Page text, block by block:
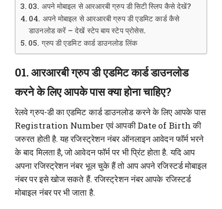
03. अपने मोबाइल से आरआरबी ग्रुप डी सिटी स्लिप कैसे देखें?
04. अपने मोबाइल से आरआरबी ग्रुप डी एडमिट कार्ड कैसे
डाउनलोड करें – देखें स्टेप बाय स्टेप प्रोसेस.
05. ग्रुप डी एडमिट कार्ड डाउनलोड लिंक
01. आरआरबी ग्रुप डी एडमिट कार्ड डाउनलोड
करने के लिए आपके पास क्या होना चाहिए?
रेलवे ग्रुप-डी का एडमिट कार्ड डाउनलोड करने के लिए आपके पास
Registration Number एवं आपकी Date of Birth की
जरुरत होती है. यह रजिस्ट्रेशन नंबर ऑनलाइन आवेदन फॉर्म भरने
के बाद मिलता है, जो आवेदन फॉर्म पर भी प्रिंट होता है. यदि आप
अपना रजिस्ट्रेशन नंबर भूल चुके हैं तो आप अपने रजिस्टर्ड मोबाइल
नंबर पर इसे खोज सकते हैं. रजिस्ट्रेशन नंबर आपके रजिस्टर्ड
मोबाइल नंबर पर भी जाता है.